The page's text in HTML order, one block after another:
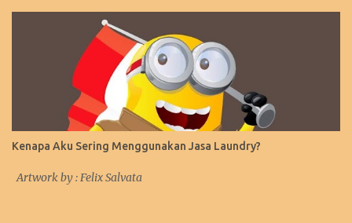
Kenapa Aku Sering Menggunakan Jasa Laundry?
Artwork by : Felix Salvata